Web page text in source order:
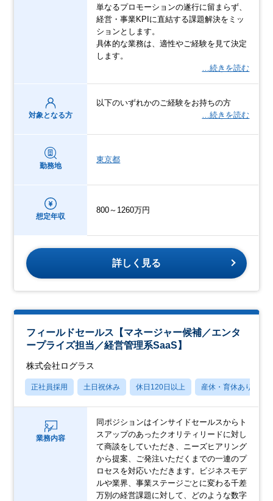
単なるプロモーションの遂行に留まらず、
経営・事業KPIに直結する課題解決をミッ
ションとします。
具体的な業務は、適性やご経験を見て決定
します。
…続きを読む
対象となる方
以下のいずれかのご経験をお持ちの方
…続きを読む
勤務地
東京都
想定年収
800～1260万円
詳しく見る
フィールドセールス【マネージャー候補／エンタ
ープライズ担当／経営管理系SaaS】
株式会社ログラス
正社員採用 土日祝休み 休日120日以上 産休・育休あり
業務内容
同ポジションはインサイドセールスからト
スアップのあったクオリティリードに対し
て商談をしていただき、ニーズヒアリング
から提案、ご発注いただくまでの一連のプ
ロセスを対応いただきます。ビジネスモデ
ルや業界、事業ステージごとに変わる千差
万別の経営課題に対して、どのような数字